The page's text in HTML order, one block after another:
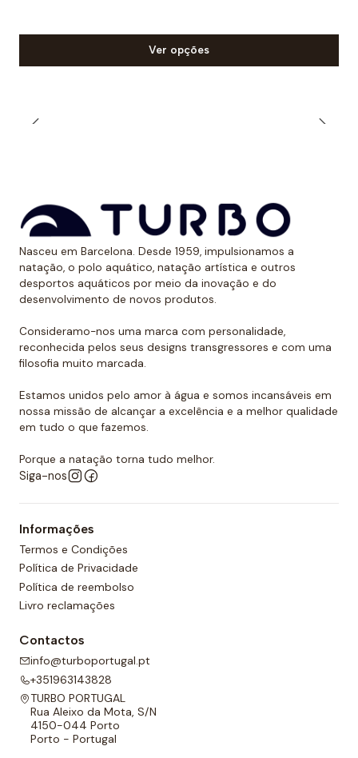
Ver opções
Nasceu em Barcelona. Desde 1959, impulsionamos a
natação, o polo aquático, natação artística e outros
desportos aquáticos por meio da inovação e do
desenvolvimento de novos produtos.
Consideramo-nos uma marca com personalidade,
reconhecida pelos seus designs transgressores e com uma
filosofia muito marcada.
Estamos unidos pelo amor à água e somos incansáveis em
nossa missão de alcançar a excelência e a melhor qualidade
em tudo o que fazemos.
Porque a natação torna tudo melhor.
Siga-nos
Informações
Termos e Condições
Política de Privacidade
Política de reembolso
Livro reclamações
Contactos
info@turboportugal.pt
+351963143828
TURBO PORTUGAL
Rua Aleixo da Mota, S/N
4150-044 Porto
Porto - Portugal